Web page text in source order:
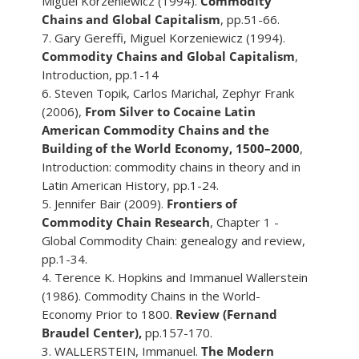
Chains and Global Capitalism, pp.51-66.
7. Gary Gereffi, Miguel Korzeniewicz (1994).
Commodity Chains and Global Capitalism,
Introduction, pp.1-14
6. Steven Topik, Carlos Marichal, Zephyr Frank
(2006), From Silver to Cocaine Latin
American Commodity Chains and the
Building of the World Economy, 1500–2000,
Introduction: commodity chains in theory and in
Latin American History, pp.1-24.
5. Jennifer Bair (2009). Frontiers of
Commodity Chain Research, Chapter 1 -
Global Commodity Chain: genealogy and review,
pp.1-34.
4. Terence K. Hopkins and Immanuel Wallerstein
(1986). Commodity Chains in the World-
Economy Prior to 1800. Review (Fernand
Braudel Center), pp.157-170.
3. WALLERSTEIN, Immanuel.The Modern